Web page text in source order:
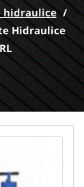
hidraulice /
Hidraulice